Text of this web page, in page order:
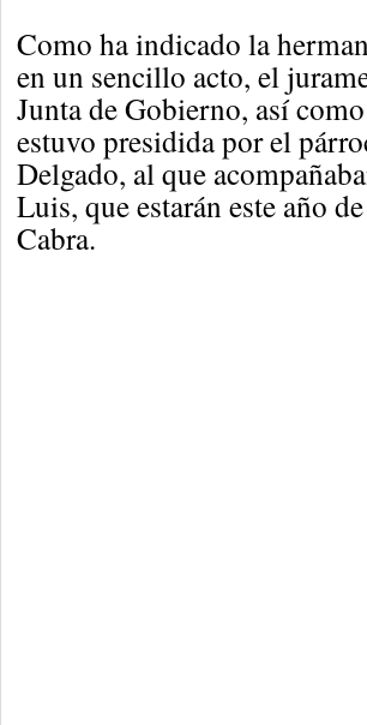
Como ha indicado la
en un sencillo acto, el
Junta de Gobierno, así
estuvo presidida por el
Delgado, al que
Luis, que estarán este año
Cabra.